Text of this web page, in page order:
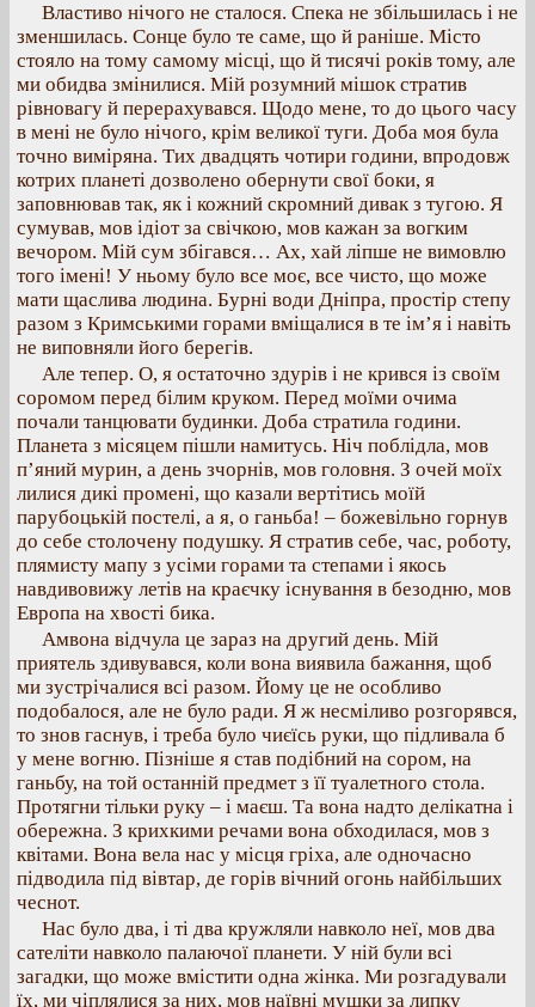
Властиво нічого не сталося. Спека не збільшилась і не
зменшилась. Сонце було те саме, що й раніше. Місто
стояло на тому самому місці, що й тисячі років тому, але
ми обидва змінилися. Мій розумний мішок стратив
рівновагу й перерахувався. Щодо мене, то до цього часу
в мені не було нічого, крім великої туги. Доба моя була
точно виміряна. Тих двадцять чотири години, впродовж
котрих планеті дозволено обернути свої боки, я
заповнював так, як і кожний скромний дивак з тугою. Я
сумував, мов ідіот за свічкою, мов кажан за вогким
вечором. Мій сум збігався… Ах, хай ліпше не вимовлю
того імені! У ньому було все моє, все чисто, що може
мати щаслива людина. Бурні води Дніпра, простір степу
разом з Кримськими горами вміщалися в те ім’я і навіть
не виповняли його берегів.
Але тепер. О, я остаточно здурів і не крився із своїм
соромом перед білим круком. Перед моїми очима
почали танцювати будинки. Доба стратила години.
Планета з місяцем пішли намитусь. Ніч поблідла, мов
п’яний мурин, а день зчорнів, мов головня. З очей моїх
лилися дикі промені, що казали вертітись моїй
парубоцькій постелі, а я, о ганьба! – божевільно горнув
до себе столочену подушку. Я стратив себе, час, роботу,
плямисту мапу з усіми горами та степами і якось
навдивовижу летів на краєчку існування в безодню, мов
Европа на хвості бика.
Амвона відчула це зараз на другий день. Мій
приятель здивувався, коли вона виявила бажання, щоб
ми зустрічалися всі разом. Йому це не особливо
подобалося, але не було ради. Я ж несміливо розгорявся,
то знов гаснув, і треба було чиєїсь руки, що підливала б
у мене вогню. Пізніше я став подібний на сором, на
ганьбу, на той останній предмет з її туалетного стола.
Протягни тільки руку – і маєш. Та вона надто делікатна і
обережна. З крихкими речами вона обходилася, мов з
квітами. Вона вела нас у місця гріха, але одночасно
підводила під вівтар, де горів вічний огонь найбільших
чеснот.
Нас було два, і ті два кружляли навколо неї, мов два
сателіти навколо палаючої планети. У ній були всі
загадки, що може вмістити одна жінка. Ми розгадували
їх, ми чіплялися за них, мов наївні мушки за липку